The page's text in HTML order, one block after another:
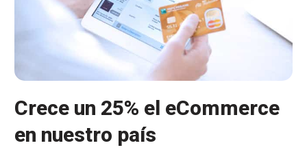
Crece un 25% el eCommerce
en nuestro país